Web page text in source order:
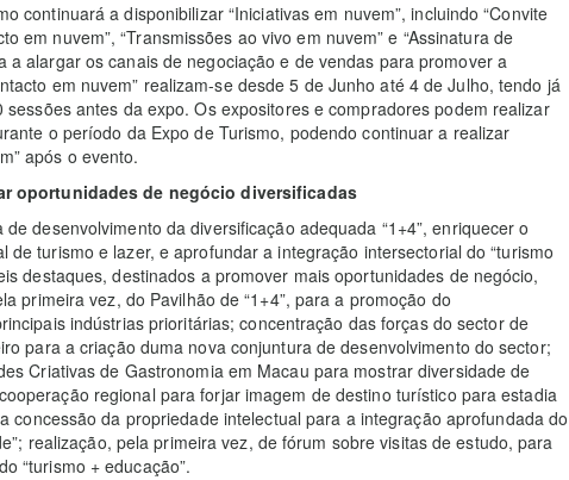
continuará a disponibilizar “Iniciativas em nuvem”, incluindo “Convite
em nuvem”, “Transmissões ao vivo em nuvem” e “Assinatura de
a alargar os canais de negociação e de vendas para promover a
em nuvem” realizam-se desde 5 de Junho até 4 de Julho, tendo já
antes da expo. Os expositores e compradores podem realizar
o período da Expo de Turismo, podendo continuar a realizar
após o evento.
oportunidades de negócio diversificadas
desenvolvimento da diversificação adequada “1+4”, enriquecer o
de turismo e lazer, e aprofundar a integração intersectorial do “turismo
destaques, destinados a promover mais oportunidades de negócio,
primeira vez, do Pavilhão de “1+4”, para a promoção do
indústrias prioritárias; concentração das forças do sector de
para a criação duma nova conjuntura de desenvolvimento do sector;
Criativas de Gastronomia em Macau para mostrar diversidade de
regional para forjar imagem de destino turístico para estadia
concessão da propriedade intelectual para a integração aprofundada do
realização, pela primeira vez, de fórum sobre visitas de estudo, para
“turismo + educação”.